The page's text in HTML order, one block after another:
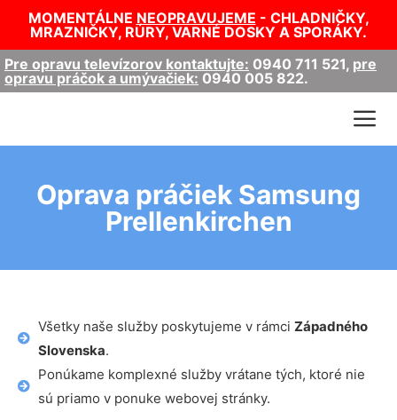
MOMENTÁLNE NEOPRAVUJEME - CHLADNIČKY,
MRAZNIČKY, RÚRY, VARNÉ DOSKY A SPORÁKY.
Pre opravu televízorov kontaktujte: 0940 711 521, pre
opravu práčok a umývačiek: 0940 005 822.
Oprava práčiek Samsung
Prellenkirchen
Všetky naše služby poskytujeme v rámci Západného
Slovenska.
Ponúkame komplexné služby vrátane tých, ktoré nie
sú priamo v ponuke webovej stránky.